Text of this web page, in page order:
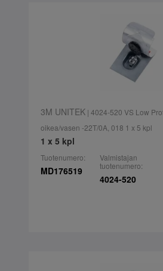
3M UNITEK| 4024-520 VS Low
oikea/vasen -22T/0A, 018 1 x 5 kpl
1 x 5 kpl
Tuotenumero:
MD176519
Valmistajan
tuotenumero:
4024-520